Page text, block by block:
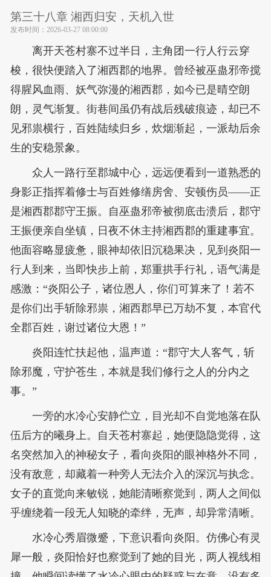
第三十八章 湘西归安，天机入世
发布时间： 2026-03-27 08:00:00
离开天苍村寨不过半日，主角团一行人行云穿
梭，很快便踏入了湘西郡的地界。曾经被巫蛊邪帝搅
得腥风血雨、妖气弥漫的湘西郡，如今已是晴空朗
朗，灵气渐复。街巷间虽仍有战后残破痕迹，却已不
见邪祟横行，百姓陆续归乡，炊烟渐起，一派劫后余
生的安稳景象。
众人一路行至郡城中心，远远便看到一道熟悉的
身影正指挥着修士与百姓修缮房舍、安顿伤员——正
是湘西郡郡守王振。自巫蛊邪帝被彻底击溃后，郡守
王振便亲自坐镇，日夜不休主持湘西郡的重建事宜。
他面容略显疲惫，眼神却依旧沉稳果决，见到炎阳一
行人到来，当即快步上前，郑重拱手行礼，语气满是
感激：“炎阳公子，诸位恩人，你们可算来了！若不
是你们出手斩除邪祟，湘西郡早已万劫不复，本官代
全郡百姓，谢过诸位大恩！”
炎阳连忙扶起他，温声道：“郡守大人客气，斩
除邪魔，守护苍生，本就是我们修行之人的分内之
事。”
一旁的水冷心安静伫立，目光却不自觉地落在队
伍后方的曦身上。自天苍村寨起，她便隐隐觉得，这
名突然加入的神秘女子，看向炎阳的眼神格外不同，
没有敌意，却藏着一种旁人无法介入的深沉与执念。
女子的直觉向来敏锐，她能清晰察觉到，两人之间似
乎缠绕着一段无人知晓的牵绊，无声，却异常清晰。
水冷心秀眉微蹙，下意识看向炎阳。仿佛心有灵
犀一般，炎阳恰好也察觉到了她的目光，两人视线相